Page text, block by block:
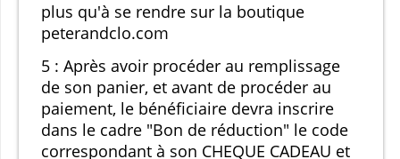
plus qu'à se rendre sur la boutique
peterandclo.com
5 : Après avoir procéder au remplissage
de son panier, et avant de procéder au
paiement, le bénéficiaire devra inscrire
dans le cadre "Bon de réduction" le code
correspondant à son CHEQUE CADEAU et